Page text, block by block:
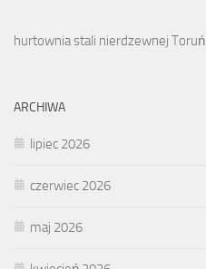
hurtownia stali nierdzewnej Toruń
ARCHIWA
lipiec 2026
czerwiec 2026
maj 2026